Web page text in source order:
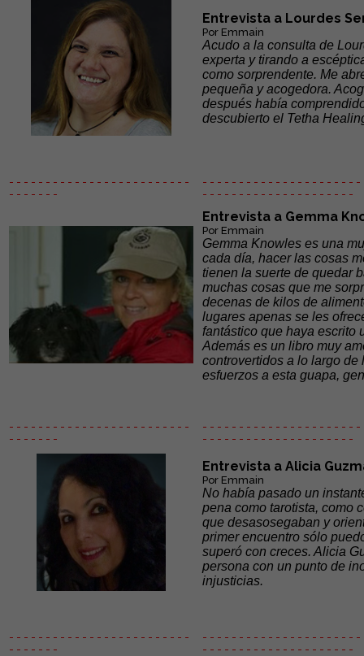
Entrevista a Lourdes
Por Emmain
Acudo a la consulta de
experta y tirando a
como sorprendente. Me
pequeña y acogedora.
después había
descubierto el Tetha
- - - - - - - - - - - - - - - - - - - - - - - - -
- - - - - - -
- - - - - - - - - - - - - - - - - - - - -
- - - - - - - - - - - - - - - - - - - - -
Entrevista a Gemma
Por Emmain
Gemma Knowles es una
cada día, hacer las cosas
tienen la suerte de quedar
muchas cosas que me
decenas de kilos de
lugares apenas se les
fantástico que haya escrito
Además es un libro muy
controvertidos a lo largo
esfuerzos a esta guapa,
- - - - - - - - - - - - - - - - - - - - - - - - -
- - - - - - -
- - - - - - - - - - - - - - - - - - - - -
- - - - - - - - - - - - - - - - - - - - -
Entrevista a Alicia
Por Emmain
No había pasado un
pena como tarotista, como
que desasosegaban y
primer encuentro sólo
superó con creces. Alicia
persona con un punto de
injusticias.
- - - - - - - - - - - - - - - - - - - - - - - - -
- - - - - - -
- - - - - - - - - - - - - - - - - - - - -
- - - - - - - - - - - - - - - - - - - - -